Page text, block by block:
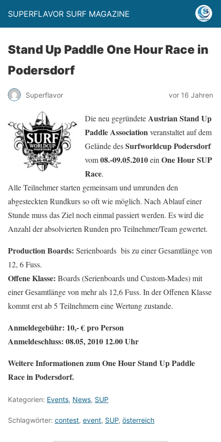
SUPERFLAVOR SURF MAGAZINE
Stand Up Paddle One Hour Race in
Podersdorf
Superflavor vor 16 Jahren
Die neu gegründeteAustrian Stand Up
Paddle Associationveranstaltet auf dem
Gelände desSurfworldcup Podersdorf
vom08.-09.05.2010ein One Hour SUP
Race.
Alle Teilnehmer starten gemeinsam und umrunden den
abgesteckten Rundkurs so oft wie möglich. Nach Ablauf einer
Stunde muss das Ziel noch einmal passiert werden. Es wird die
Anzahl der absolvierten Runden pro Teilnehmer/Team gewertet.
Production Boards: Serienboards bis zu einer Gesamtlänge von
12, 6 Fuss.
Offene Klasse: Boards (Serienboards und Custom-Mades) mit
einer Gesamtlänge von mehr als 12,6 Fuss. In der Offenen Klasse
kommt erst ab 5 Teilnehmern eine Wertung zustande.
Anmeldegebühr: 10,- € pro Person
Anmeldeschluss: 08.05, 2010 12.00 Uhr
Weitere Informationen zum One Hour Stand Up Paddle
Race in Podersdorf.
Kategorien: Events, News, SUP
Schlagwörter: contest, event, SUP, österreich